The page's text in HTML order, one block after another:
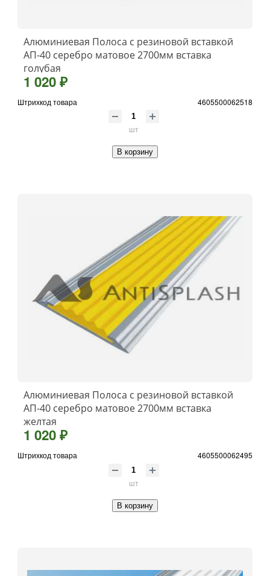
Алюминиевая Полоса с резиновой вставкой
АП-40 серебро матовое 2700мм вставка
голубая
1 020 ₽
Штрихкод товара 4605500062518
шт
В корзину
Алюминиевая Полоса с резиновой вставкой
АП-40 серебро матовое 2700мм вставка
желтая
1 020 ₽
Штрихкод товара 4605500062495
шт
В корзину